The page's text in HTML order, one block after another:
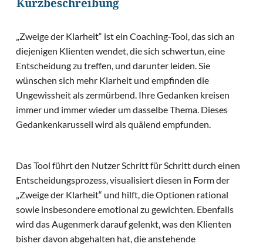
Kurzbeschreibung
„Zweige der Klarheit“ ist ein Coaching-Tool, das sich an
diejenigen Klienten wendet, die sich schwertun, eine
Entscheidung zu treffen, und darunter leiden. Sie
wünschen sich mehr Klarheit und empfinden die
Ungewissheit als zermürbend. Ihre Gedanken kreisen
immer und immer wieder um dasselbe Thema. Dieses
Gedankenkarussell wird als quälend empfunden.
Das Tool führt den Nutzer Schritt für Schritt durch einen
Entscheidungsprozess, visualisiert diesen in Form der
„Zweige der Klarheit“ und hilft, die Optionen rational
sowie insbesondere emotional zu gewichten. Ebenfalls
wird das Augenmerk darauf gelenkt, was den Klienten
bisher davon abgehalten hat, die anstehende